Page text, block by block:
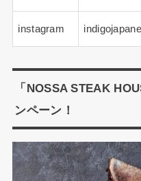
instagram
「NOSSA STEAK
ンペーン！